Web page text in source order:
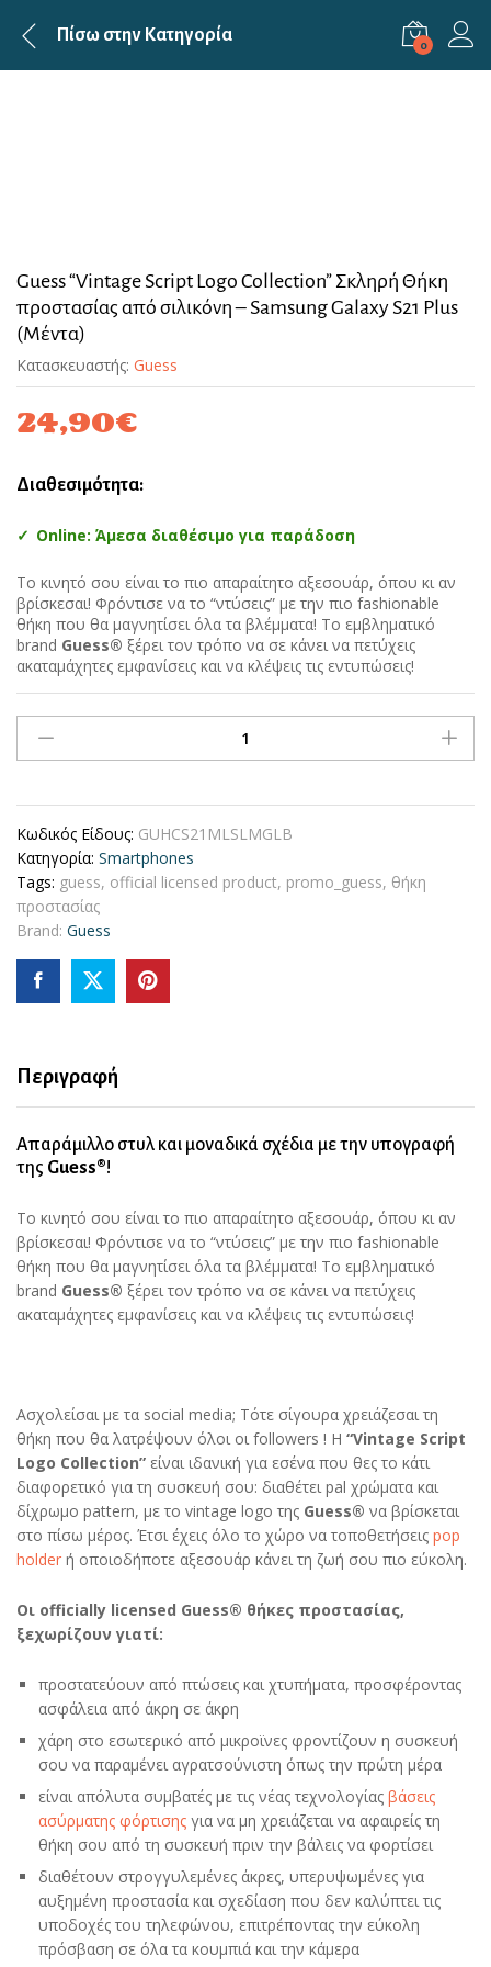
Πίσω στην Κατηγορία 0
Guess “Vintage Script Logo Collection” Σκληρή Θήκη
προστασίας από σιλικόνη – Samsung Galaxy S21 Plus
(Μέντα)
Κατασκευαστής: Guess
24,90€
Διαθεσιμότητα:
Online: Άμεσα διαθέσιμο για παράδοση
Το κινητό σου είναι το πιο απαραίτητο αξεσουάρ, όπου κι αν
βρίσκεσαι! Φρόντισε να το “ντύσεις” με την πιο fashionable
θήκη που θα μαγνητίσει όλα τα βλέμματα! Το εμβληματικό
brand Guess® ξέρει τον τρόπο να σε κάνει να πετύχεις
ακαταμάχητες εμφανίσεις και να κλέψεις τις εντυπώσεις!
Collection"
Σκληρή
Θήκη
προστασίας
από
σιλικόνη
Samsung
Plus
(Μέντα)
quantity
Κωδικός Είδους: GUHCS21MLSLMGLB
Κατηγορία: Smartphones
Tags: guess, official licensed product, promo_guess, θήκη
προστασίας
Brand: Guess
Περιγραφή
Απαράμιλλο στυλ και μοναδικά σχέδια με την υπογραφή
της Guess®!
Το κινητό σου είναι το πιο απαραίτητο αξεσουάρ, όπου κι αν
βρίσκεσαι! Φρόντισε να το “ντύσεις” με την πιο fashionable
θήκη που θα μαγνητίσει όλα τα βλέμματα! Το εμβληματικό
brand Guess® ξέρει τον τρόπο να σε κάνει να πετύχεις
ακαταμάχητες εμφανίσεις και να κλέψεις τις εντυπώσεις!
Ασχολείσαι με τα social media; Τότε σίγουρα χρειάζεσαι τη
θήκη που θα λατρέψουν όλοι οι followers ! Η “Vintage Script
Logo Collection” είναι ιδανική για εσένα που θες το κάτι
διαφορετικό για τη συσκευή σου: διαθέτει pal χρώματα και
δίχρωμο pattern, με το vintage logo της Guess® να βρίσκεται
στο πίσω μέρος. Έτσι έχεις όλο το χώρο να τοποθετήσεις pop
holder ή οποιοδήποτε αξεσουάρ κάνει τη ζωή σου πιο εύκολη.
Οι officially licensed Guess® θήκες προστασίας,
ξεχωρίζουν γιατί:
προστατεύουν από πτώσεις και χτυπήματα, προσφέροντας
ασφάλεια από άκρη σε άκρη
χάρη στο εσωτερικό από μικροϊνες φροντίζουν η συσκευή
σου να παραμένει αγρατσούνιστη όπως την πρώτη μέρα
είναι απόλυτα συμβατές με τις νέας τεχνολογίας βάσεις
ασύρματης φόρτισης για να μη χρειάζεται να αφαιρείς τη
θήκη σου από τη συσκευή πριν την βάλεις να φορτίσει
διαθέτουν στρογγυλεμένες άκρες, υπερυψωμένες για
αυξημένη προστασία και σχεδίαση που δεν καλύπτει τις
υποδοχές του τηλεφώνου, επιτρέποντας την εύκολη
πρόσβαση σε όλα τα κουμπιά και την κάμερα